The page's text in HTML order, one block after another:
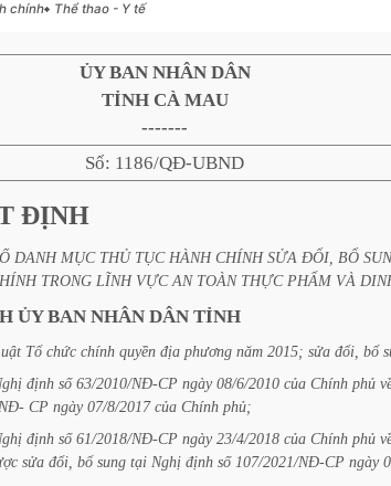
chính Thể thao - Y tế
ỦY BAN NHÂN DÂN
TỈNH CÀ MAU
-------
Số: 1186/QĐ-UBND
ĐỊNH
DANH MỤC THỦ TỤC HÀNH CHÍNH SỬA ĐỔI, BỔ
TRONG LĨNH VỰC AN TOÀN THỰC PHẨM VÀ
ỦY BAN NHÂN DÂN TỈNH
Tổ chức chính quyền địa phương năm 2015; sửa đổi, bổ
định số 63/2010/NĐ-CP ngày 08/6/2010 của Chính phủ
CP ngày 07/8/2017 của Chính phủ;
định số 61/2018/NĐ-CP ngày 23/4/2018 của Chính phủ
sửa đổi, bổ sung tại Nghị định số 107/2021/NĐ-CP ngày